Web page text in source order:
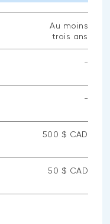
Au moins
trois ans
-
-
500 $ CAD
50 $ CAD